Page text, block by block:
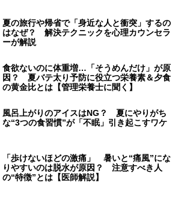
夏の旅行や帰省で「身近な人と衝突」するの
はなぜ？ 解決テクニックを心理カウンセラ
ーが解説
食欲ないのに体重増…「そうめんだけ」が原
因？ 夏バテ太り予防に役立つ栄養素＆夕食
の黄金比とは【管理栄養士に聞く】
風呂上がりのアイスはNG？ 夏にやりがち
な“3つの食習慣”が「不眠」引き起こすワケ
「歩けないほどの激痛」 暑いと“痛風”にな
りやすいのは脱水が原因？ 注意すべき人
の“特徴”とは【医師解説】